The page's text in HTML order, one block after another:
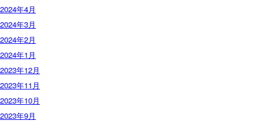
2024年4月
2024年3月
2024年2月
2024年1月
2023年12月
2023年11月
2023年10月
2023年9月